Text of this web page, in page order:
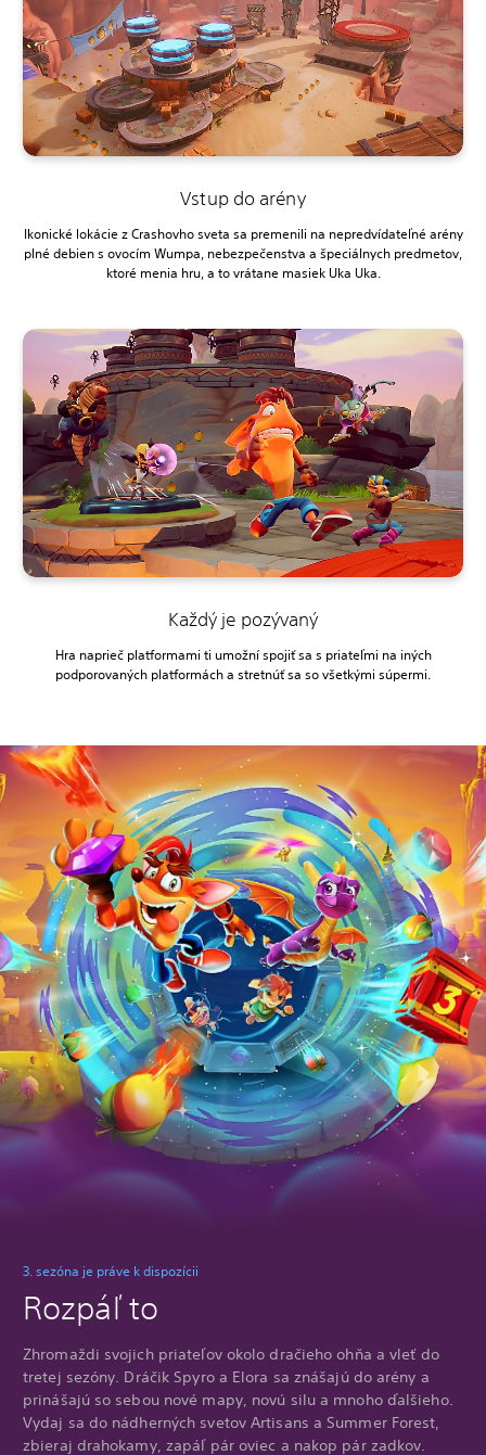
Vstup do arény
Ikonické lokácie z Crashovho sveta sa premenili na nepredvídateľné arény
plné debien s ovocím Wumpa, nebezpečenstva a špeciálnych predmetov,
ktoré menia hru, a to vrátane masiek Uka Uka.
Každý je pozývaný
Hra naprieč platformami ti umožní spojiť sa s priateľmi na iných
podporovaných platformách a stretnúť sa so všetkými súpermi.
3. sezóna je práve k dispozícii
Rozpáľ to
Zhromaždi svojich priateľov okolo dračieho ohňa a vleť do
tretej sezóny. Dráčik Spyro a Elora sa znášajú do arény a
prinášajú so sebou nové mapy, novú silu a mnoho ďalšieho.
Vydaj sa do nádherných svetov Artisans a Summer Forest,
zbieraj drahokamy, zapáľ pár oviec a nakop pár zadkov.